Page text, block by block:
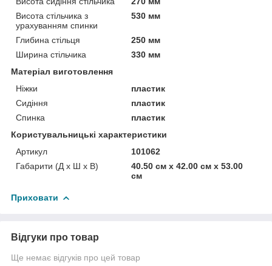
Висота стільчика з
урахуванням спинки
530 мм
Глибина стільця
250 мм
Ширина стільчика
330 мм
Матеріал виготовлення
Ніжки
пластик
Сидіння
пластик
Спинка
пластик
Користувальницькі характеристики
Артикул
101062
Габарити (Д x Ш x В)
40.50 см х 42.00 см х 53.00
см
Приховати
Відгуки про товар
Ще немає відгуків про цей товар